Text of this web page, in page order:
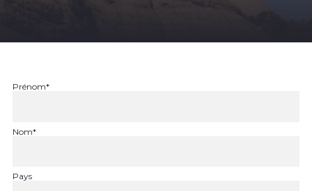
Prénom*
Nom*
Pays